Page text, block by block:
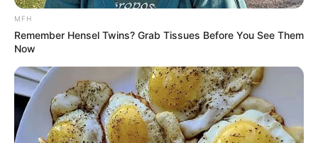
MFH
Remember Hensel Twins? Grab Tissues Before You See Them
Now